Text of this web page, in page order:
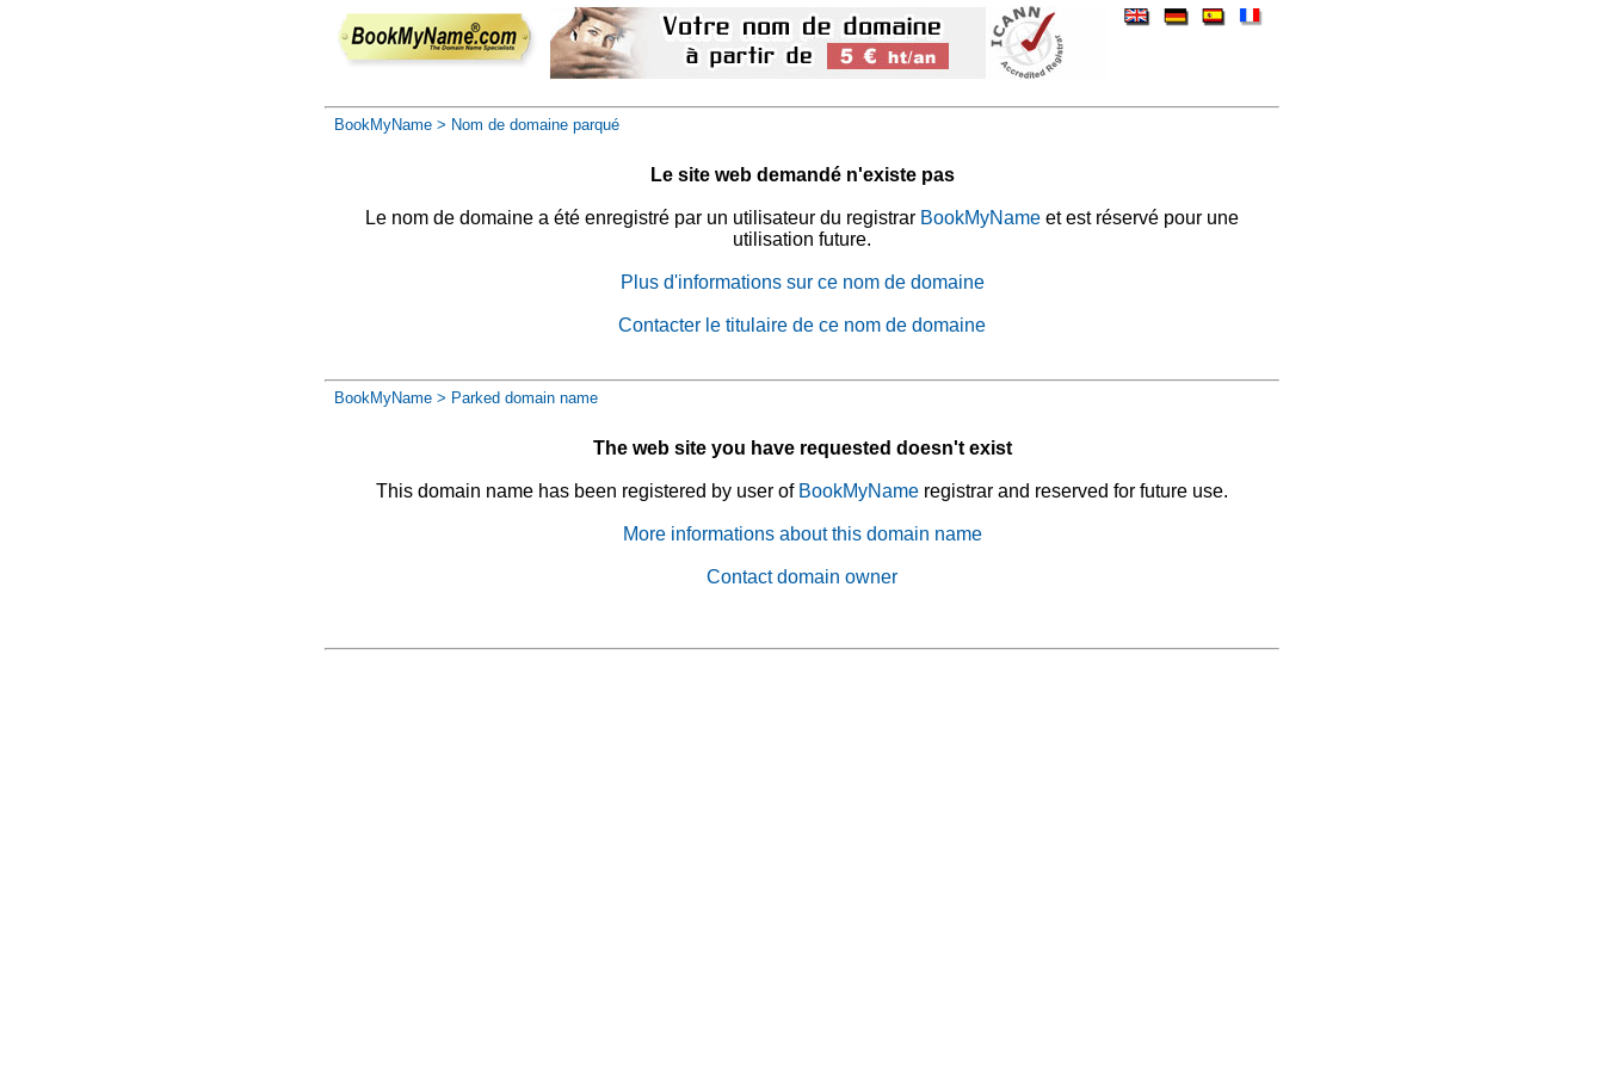
BookMyName > Nom de domaine parqué
Le site web demandé n'existe pas
Le nom de domaine a été enregistré par un utilisateur du registrar BookMyName et est réservé pour une
utilisation future.
Plus d'informations sur ce nom de domaine
Contacter le titulaire de ce nom de domaine
BookMyName > Parked domain name
The web site you have requested doesn't exist
This domain name has been registered by user of BookMyName registrar and reserved for future use.
More informations about this domain name
Contact domain owner